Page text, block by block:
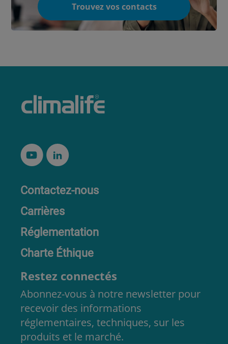
Trouvez vos contacts
Contactez-nous
Carrières
Réglementation
Charte Éthique
Restez connectés
Abonnez-vous à notre newsletter pour
recevoir des informations
réglementaires, techniques, sur les
produits et le marché.